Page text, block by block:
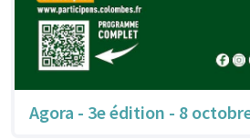
Agora - 3e édition - 8